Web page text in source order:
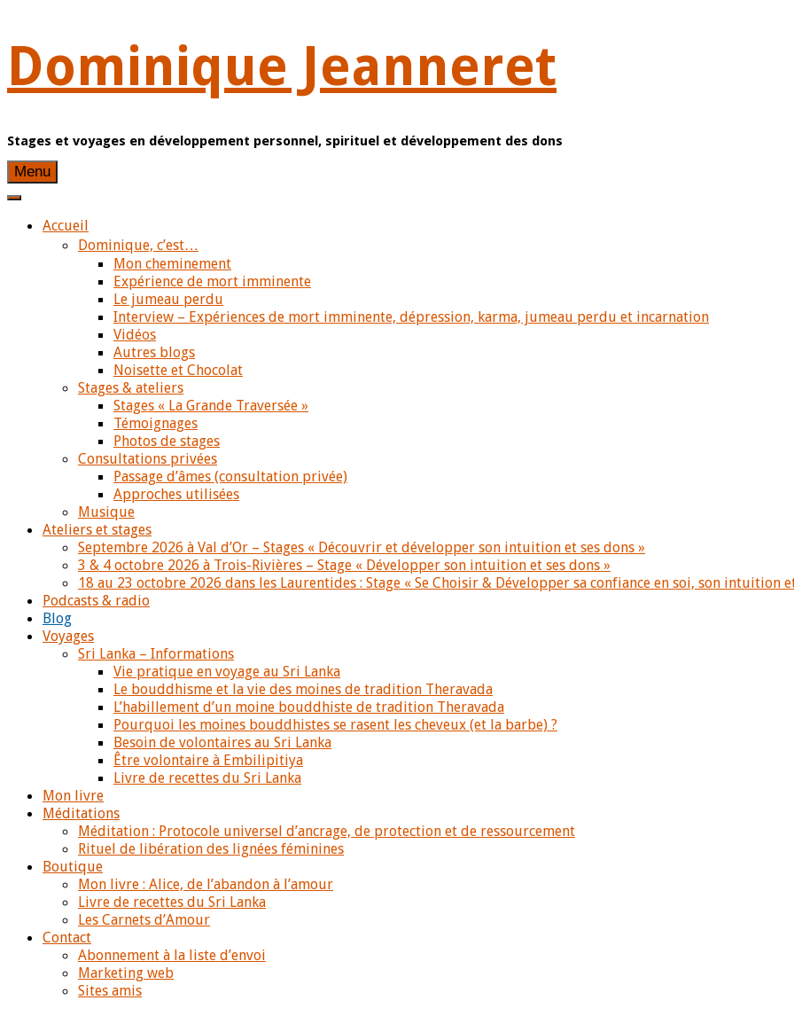
Dominique Jeanneret
Stages et voyages en développement personnel, spirituel et développement des dons
Menu
Accueil
Dominique, c’est…
Mon cheminement
Expérience de mort imminente
Le jumeau perdu
Interview – Expériences de mort imminente, dépression, karma, jumeau perdu et incarnation
Vidéos
Autres blogs
Noisette et Chocolat
Stages & ateliers
Stages « La Grande Traversée »
Témoignages
Photos de stages
Consultations privées
Passage d’âmes (consultation privée)
Approches utilisées
Musique
Ateliers et stages
Septembre 2026 à Val d’Or – Stages « Découvrir et développer son intuition et ses dons »
3 & 4 octobre 2026 à Trois-Rivières – Stage « Développer son intuition et ses dons »
18 au 23 octobre 2026 dans les Laurentides : Stage « Se Choisir & Développer sa confiance en soi, son intuition
Podcasts & radio
Blog
Voyages
Sri Lanka – Informations
Vie pratique en voyage au Sri Lanka
Le bouddhisme et la vie des moines de tradition Theravada
L’habillement d’un moine bouddhiste de tradition Theravada
Pourquoi les moines bouddhistes se rasent les cheveux (et la barbe) ?
Besoin de volontaires au Sri Lanka
Être volontaire à Embilipitiya
Livre de recettes du Sri Lanka
Mon livre
Méditations
Méditation : Protocole universel d’ancrage, de protection et de ressourcement
Rituel de libération des lignées féminines
Boutique
Mon livre : Alice, de l’abandon à l’amour
Livre de recettes du Sri Lanka
Les Carnets d’Amour
Contact
Abonnement à la liste d’envoi
Marketing web
Sites amis